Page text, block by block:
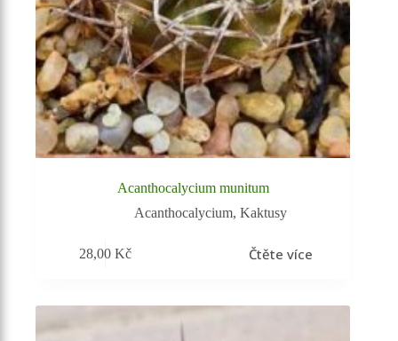
Acanthocalycium munitum
Acanthocalycium,Kaktusy
28,00Kč Čtěte více